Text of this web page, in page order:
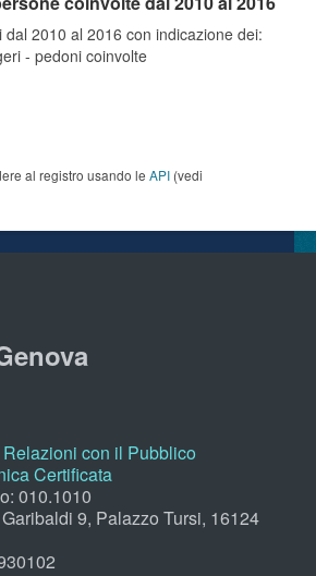
dal 2010 al 2016 con indicazione dei:
- pedoni coinvolte
al registro usando le API (vedi
con il Pubblico
Certificata
010.1010
9, Palazzo Tursi, 16124